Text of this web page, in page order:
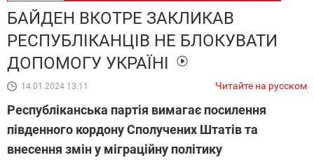
БАЙДЕН ВКОТРЕ ЗАКЛИКАВ
РЕСПУБЛІКАНЦІВ НЕ БЛОКУВАТИ
ДОПОМОГУ УКРАЇНІ
14.01.2024 13:11 Читайте на русском
Республіканська партія вимагає посилення
південного кордону Сполучених Штатів та
внесення змін у міграційну політику